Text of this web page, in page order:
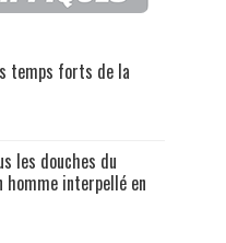
temps forts de la
les douches du
homme interpellé en